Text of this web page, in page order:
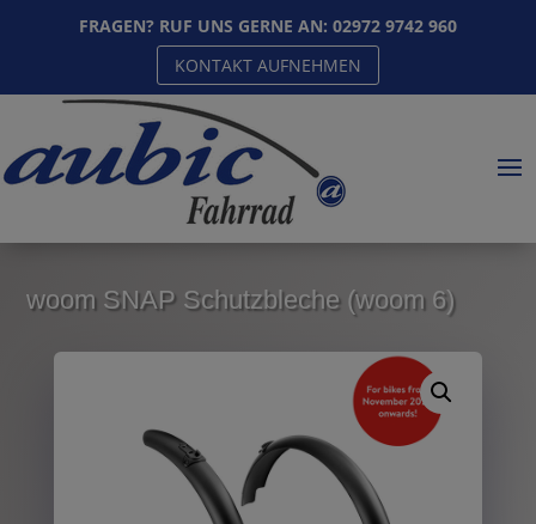
FRAGEN? RUF UNS GERNE AN: 02972 9742 960
KONTAKT AUFNEHMEN
woom SNAP Schutzbleche (woom 6)